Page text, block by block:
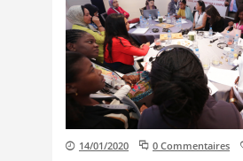
14/01/2020 0 Commentaires